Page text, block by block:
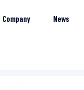
Company News